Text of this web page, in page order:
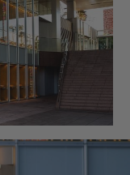
SPIRIT OF BIG
ESSENTIAL